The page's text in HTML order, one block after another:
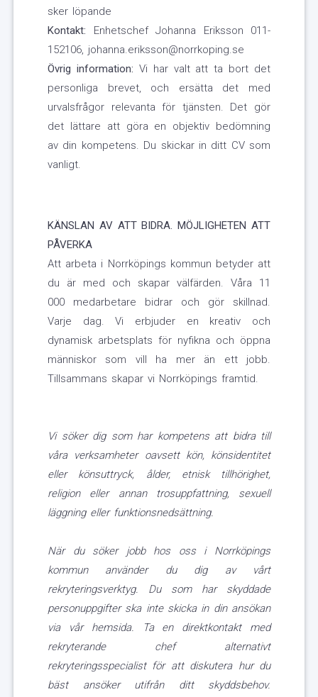
sker löpande
Kontakt: Enhetschef Johanna Eriksson 011-
152106, johanna.eriksson@norrkoping.se
Övrig information: Vi har valt att ta bort det
personliga brevet, och ersätta det med
urvalsfrågor relevanta för tjänsten. Det gör
det lättare att göra en objektiv bedömning
av din kompetens. Du skickar in ditt CV som
vanligt.
KÄNSLAN AV ATT BIDRA. MÖJLIGHETEN ATT
PÅVERKA
Att arbeta i Norrköpings kommun betyder att
du är med och skapar välfärden. Våra 11
000 medarbetare bidrar och gör skillnad.
Varje dag. Vi erbjuder en kreativ och
dynamisk arbetsplats för nyfikna och öppna
människor som vill ha mer än ett jobb.
Tillsammans skapar vi Norrköpings framtid.
Vi söker dig som har kompetens att bidra till
våra verksamheter oavsett kön, könsidentitet
eller könsuttryck, ålder, etnisk tillhörighet,
religion eller annan trosuppfattning, sexuell
läggning eller funktionsnedsättning.
När du söker jobb hos oss i Norrköpings
kommun använder du dig av vårt
rekryteringsverktyg. Du som har skyddade
personuppgifter ska inte skicka in din ansökan
via vår hemsida. Ta en direktkontakt med
rekryterande chef alternativt
rekryteringsspecialist för att diskutera hur du
bäst ansöker utifrån ditt skyddsbehov.